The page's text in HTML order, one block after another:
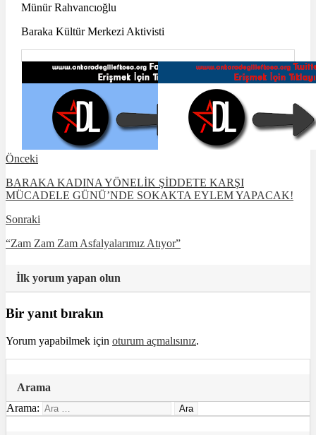
Münür Rahvancıoğlu
Baraka Kültür Merkezi Aktivisti
Önceki
BARAKA KADINA YÖNELİK ŞİDDETE KARŞI
MÜCADELE GÜNÜ’NDE SOKAKTA EYLEM YAPACAK!
Sonraki
“Zam Zam Zam Asfalyalarımız Atıyor”
İlk yorum yapan olun
Bir yanıt bırakın
Yorum yapabilmek için oturum açmalısınız.
Arama
Arama: